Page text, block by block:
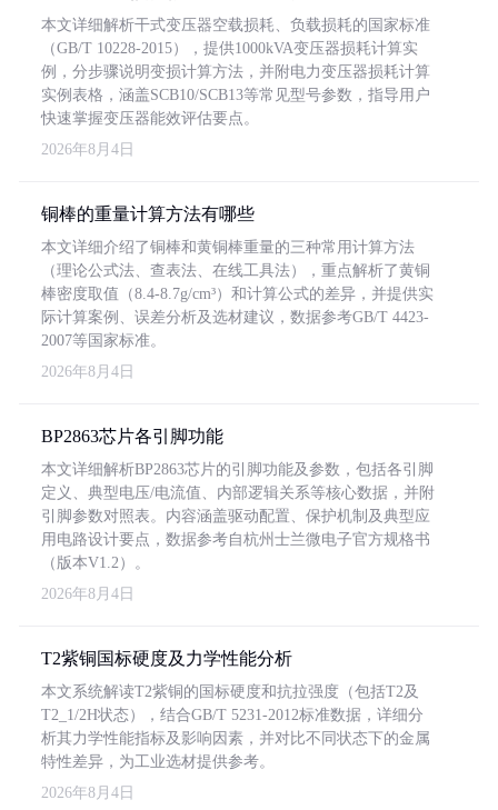
本文详细解析干式变压器空载损耗、负载损耗的国家标准
（GB/T 10228-2015），提供1000kVA变压器损耗计算实
例，分步骤说明变损计算方法，并附电力变压器损耗计算
实例表格，涵盖SCB10/SCB13等常见型号参数，指导用户
快速掌握变压器能效评估要点。
2026年8月4日
铜棒的重量计算方法有哪些
本文详细介绍了铜棒和黄铜棒重量的三种常用计算方法
（理论公式法、查表法、在线工具法），重点解析了黄铜
棒密度取值（8.4-8.7g/cm³）和计算公式的差异，并提供实
际计算案例、误差分析及选材建议，数据参考GB/T 4423-
2007等国家标准。
2026年8月4日
BP2863芯片各引脚功能
本文详细解析BP2863芯片的引脚功能及参数，包括各引脚
定义、典型电压/电流值、内部逻辑关系等核心数据，并附
引脚参数对照表。内容涵盖驱动配置、保护机制及典型应
用电路设计要点，数据参考自杭州士兰微电子官方规格书
（版本V1.2）。
2026年8月4日
T2紫铜国标硬度及力学性能分析
本文系统解读T2紫铜的国标硬度和抗拉强度（包括T2及
T2_1/2H状态），结合GB/T 5231-2012标准数据，详细分
析其力学性能指标及影响因素，并对比不同状态下的金属
特性差异，为工业选材提供参考。
2026年8月4日